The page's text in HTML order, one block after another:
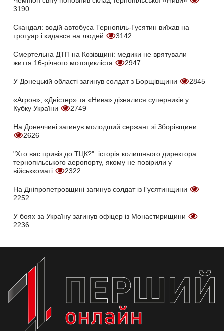
3190
Скандал: водій автобуса Тернопіль-Гусятин виїхав на
тротуар і кидався на людей
3142
Смертельна ДТП на Козівщині: медики не врятували
життя 16-річного мотоцикліста
2947
У Донецькій області загинув солдат з Борщівщини 2845
«Агрон», «Дністер» та «Нива» дізналися суперників у
Кубку України
2749
На Донеччині загинув молодший сержант зі Зборівщини
2626
"Хто вас привіз до ТЦК?": історія колишнього директора
тернопільського аеропорту, якому не повірили у
військкоматі
2322
На Дніпропетровщині загинув солдат із Гусятинщини
2252
У боях за Україну загинув офіцер із Монастирищини
2236